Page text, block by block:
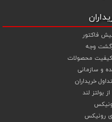
فاکتور
وجه
محصولات
و سازمانی
خریداران
بولتز لند
رونیکس